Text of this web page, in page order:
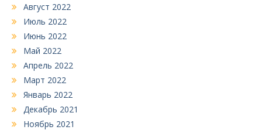
Август 2022
Июль 2022
Июнь 2022
Май 2022
Апрель 2022
Март 2022
Январь 2022
Декабрь 2021
Ноябрь 2021